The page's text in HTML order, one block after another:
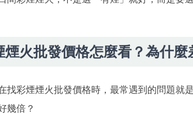
煙火批發價格怎麼看？為什麼
找彩煙煙火批發價格時，最常遇到的問題就
幾倍？